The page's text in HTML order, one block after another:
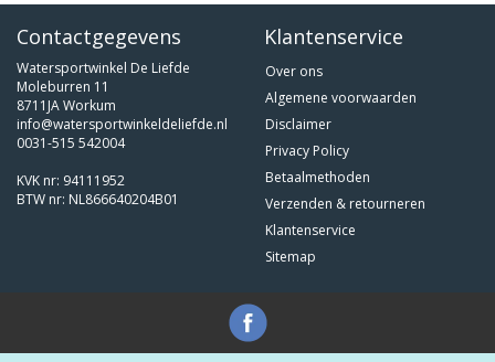
Contactgegevens
Watersportwinkel De Liefde
Moleburren 11
8711JA Workum
info@watersportwinkeldeliefde.nl
0031-515 542004
KVK nr: 94111952
BTW nr: NL866640204B01
Klantenservice
Over ons
Algemene voorwaarden
Disclaimer
Privacy Policy
Betaalmethoden
Verzenden & retourneren
Klantenservice
Sitemap